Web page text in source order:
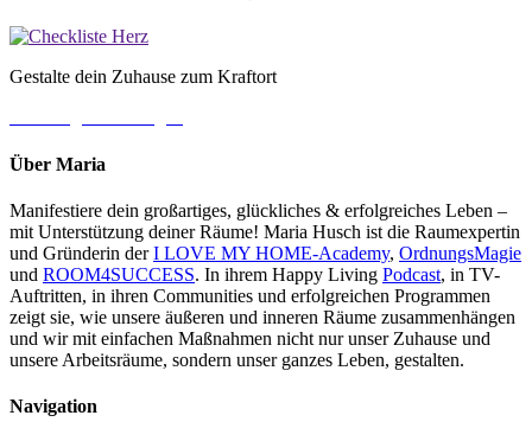
Gestalte dein Zuhause zum Kraftort
Über Maria
Manifestiere dein großartiges, glückliches & erfolgreiches Leben –
mit Unterstützung deiner Räume! Maria Husch ist die Raumexpertin
und Gründerin derI LOVE MY HOME-Academy, OrdnungsMagie
und ROOM4SUCCESS. In ihrem Happy Living Podcast, in TV-
Auftritten, in ihren Communities und erfolgreichen Programmen
zeigt sie, wie unsere äußeren und inneren Räume zusammenhängen
und wir mit einfachen Maßnahmen nicht nur unser Zuhause und
unsere Arbeitsräume, sondern unser ganzes Leben, gestalten.
Navigation